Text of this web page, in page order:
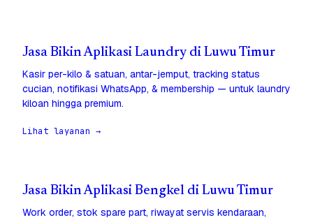
Jasa Bikin Aplikasi Laundry di Luwu Timur
Kasir per-kilo & satuan, antar-jemput, tracking status
cucian, notifikasi WhatsApp, & membership — untuk laundry
kiloan hingga premium.
Lihat layanan →
Jasa Bikin Aplikasi Bengkel di Luwu Timur
Work order, stok spare part, riwayat servis kendaraan,